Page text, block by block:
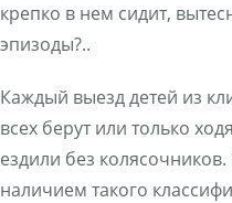
крепко в нем сидит,
эпизоды?..
Каждый выезд детей из
всех берут или только
ездили без
наличием такого